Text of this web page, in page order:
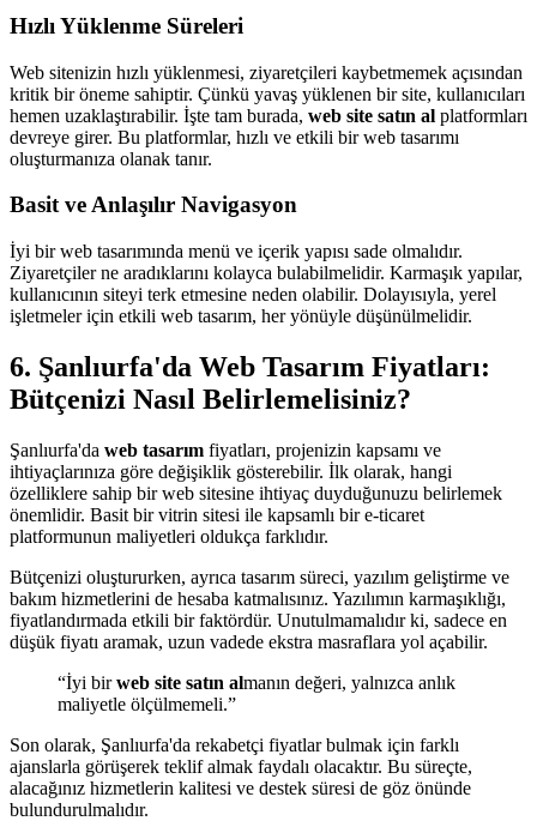
Hızlı Yüklenme Süreleri
Web sitenizin hızlı yüklenmesi, ziyaretçileri kaybetmemek açısından
kritik bir öneme sahiptir. Çünkü yavaş yüklenen bir site, kullanıcıları
hemen uzaklaştırabilir. İşte tam burada, web site satın al platformları
devreye girer. Bu platformlar, hızlı ve etkili bir web tasarımı
oluşturmanıza olanak tanır.
Basit ve Anlaşılır Navigasyon
İyi bir web tasarımında menü ve içerik yapısı sade olmalıdır.
Ziyaretçiler ne aradıklarını kolayca bulabilmelidir. Karmaşık yapılar,
kullanıcının siteyi terk etmesine neden olabilir. Dolayısıyla, yerel
işletmeler için etkili web tasarım, her yönüyle düşünülmelidir.
6. Şanlıurfa'da Web Tasarım Fiyatları:
Bütçenizi Nasıl Belirlemelisiniz?
Şanlıurfa'da web tasarım fiyatları, projenizin kapsamı ve
ihtiyaçlarınıza göre değişiklik gösterebilir. İlk olarak, hangi
özelliklere sahip bir web sitesine ihtiyaç duyduğunuzu belirlemek
önemlidir. Basit bir vitrin sitesi ile kapsamlı bir e-ticaret
platformunun maliyetleri oldukça farklıdır.
Bütçenizi oluştururken, ayrıca tasarım süreci, yazılım geliştirme ve
bakım hizmetlerini de hesaba katmalısınız. Yazılımın karmaşıklığı,
fiyatlandırmada etkili bir faktördür. Unutulmamalıdır ki, sadece en
düşük fiyatı aramak, uzun vadede ekstra masraflara yol açabilir.
“İyi birweb site satın almanın değeri, yalnızca anlık
maliyetle ölçülmemeli.”
Son olarak, Şanlıurfa'da rekabetçi fiyatlar bulmak için farklı
ajanslarla görüşerek teklif almak faydalı olacaktır. Bu süreçte,
alacağınız hizmetlerin kalitesi ve destek süresi de göz önünde
bulundurulmalıdır.